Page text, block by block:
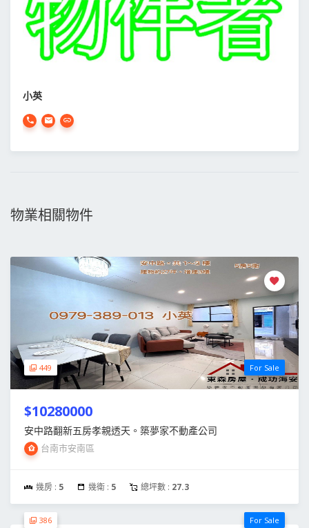
小英
物業相關物件
449 For Sale
$10280000
安中路翻新五房孝親透天。築夢家不動產公司
台南市安南區
幾房 : 5 幾衛 : 5 總坪數 : 27.3
386 For Sale